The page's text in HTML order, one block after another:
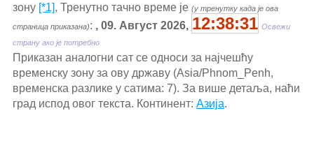
зону [*1], Тренутно тачно време је (у тренутку када је ова
страница приказана): , 09. Август 2026, 12:38:31 Освежи
страну ако је потребно
Приказан аналогни сат се односи за најчешћу
временску зону за ову државу (Asia/Phnom_Penh,
временска разлике у сатима: 7). За више детаља, наћи
град испод овог текста. Континент: Азија.